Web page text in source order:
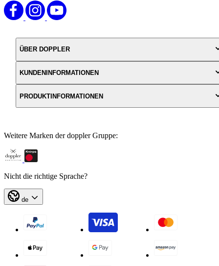
ÜBER DOPPLER
KUNDENINFORMATIONEN
PRODUKTINFORMATIONEN
Weitere Marken der doppler Gruppe:
Nicht die richtige Sprache?
de